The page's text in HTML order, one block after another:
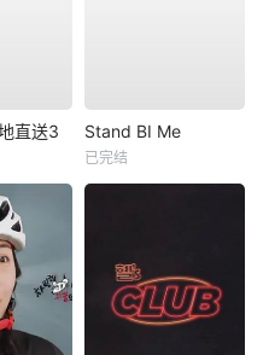
直送3 Stand BI Me
已完结